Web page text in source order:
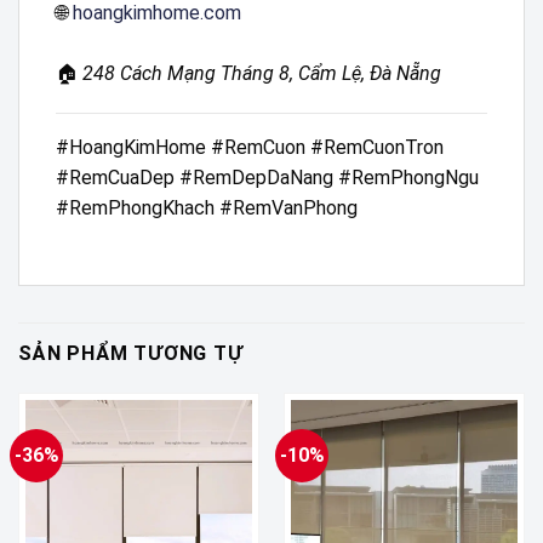
🌐hoangkimhome.com
🏠 248 Cách Mạng Tháng 8, Cẩm Lệ, Đà Nẵng
#HoangKimHome #RemCuon #RemCuonTron
#RemCuaDep #RemDepDaNang #RemPhongNgu
#RemPhongKhach #RemVanPhong
SẢN PHẨM TƯƠNG TỰ
-36% -10%